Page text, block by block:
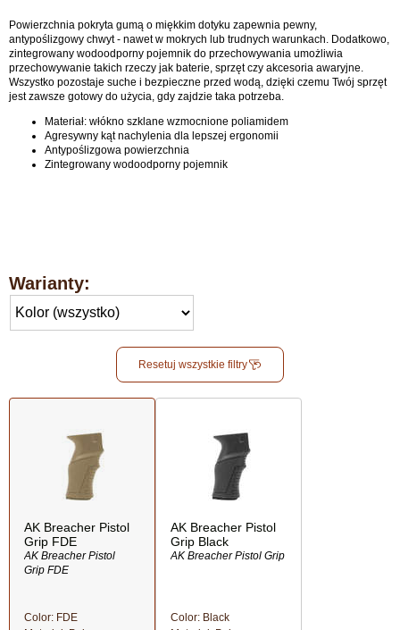
Powierzchnia pokryta gumą o miękkim dotyku zapewnia pewny,
antypoślizgowy chwyt - nawet w mokrych lub trudnych warunkach. Dodatkowo,
zintegrowany wodoodporny pojemnik do przechowywania umożliwia
przechowywanie takich rzeczy jak baterie, sprzęt czy akcesoria awaryjne.
Wszystko pozostaje suche i bezpieczne przed wodą, dzięki czemu Twój sprzęt
jest zawsze gotowy do użycia, gdy zajdzie taka potrzeba.
Materiał: włókno szklane wzmocnione poliamidem
Agresywny kąt nachylenia dla lepszej ergonomii
Antypoślizgowa powierzchnia
Zintegrowany wodoodporny pojemnik
Warianty:
Resetuj wszystkie filtry
AK Breacher Pistol
Grip FDE
AK Breacher Pistol
Grip FDE
Color: FDE
AK Breacher Pistol
Grip Black
AK Breacher Pistol Grip
Color: Black